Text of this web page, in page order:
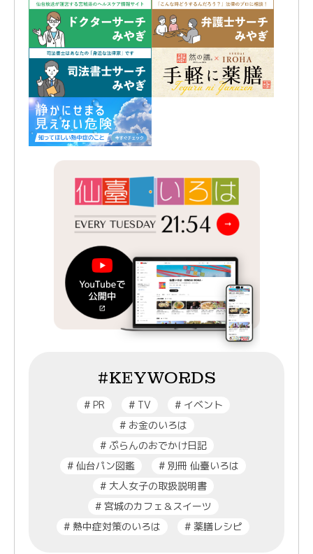
#KEYWORDS
#PR #TV #イベント
#お金のいろは
#ぷらんのおでかけ日記
# 仙台パン図鑑 # 別冊 仙臺いろは
#大人女子の取扱説明書
#宮城のカフェ＆スイーツ
# 熱中症対策のいろは # 薬膳レシピ